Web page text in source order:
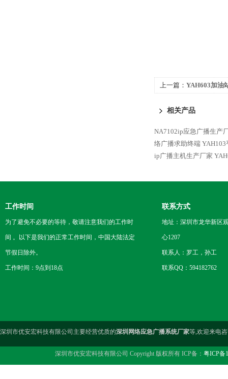
上一篇： YAH603加油
相关产品
NA7102ip应急广播生产
络广播求助终端
ip广播主机生产厂家
工作时间
为了避免不必要的等待，敬请注意我们的工作时
间 。以下是我们的正常工作时间，中国大陆法定
节假日除外。
工作时间：9点到18点
联系方式
地址：深圳市龙华新区
心1207
联系人：罗工，孙工
联系QQ：594182762
深圳市优安宏科技有限公司主要经营优质的深圳网络应急广播系统厂家等,欢迎来电
深圳市优安宏科技有限公司 Copyright 版权所有 ICP备： 粤ICP备